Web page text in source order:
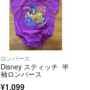
ロンパース
Disney スティッチ 半
袖ロンパース
¥1,099